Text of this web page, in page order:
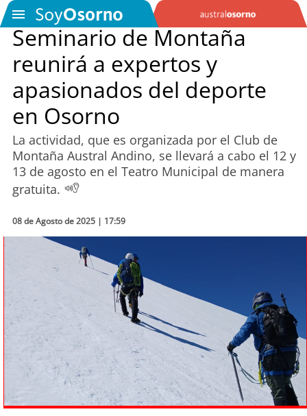
SOYTV
Podcast
Actualidad
Entretención
Economía
Deportes
Tecnología
Sostenibilidad
soychile
soy arica
Seminario de Montaña
reunirá a expertos y
apasionados del deporte
en Osorno
La actividad, que es organizada por el Club de
Montaña Austral Andino, se llevará a cabo el 12 y
13 de agosto en el Teatro Municipal de manera
gratuita.
08 de Agosto de 2025 | 17:59